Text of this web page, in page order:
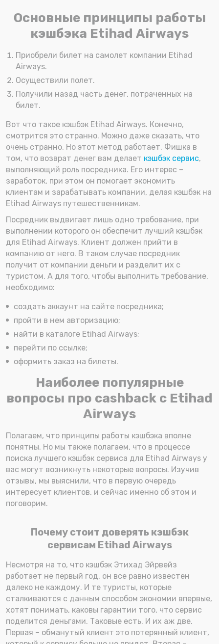
Основные принципы работы
кэшбэка Etihad Airways
Приобрели билет на самолет компании Etihad
Airways.
Осуществили полет.
Получили назад часть денег, потраченных на
билет.
Вот что такое кэшбэк Etihad Airways. Конечно,
смотрится это странно. Можно даже сказать, что
очень странно. Но этот метод работает. Фишка в
том, что возврат денег вам делает кэшбэк сервис,
выполняющий роль посредника. Его интерес –
заработок, при этом он помогает экономить
клиентам и зарабатывать компании, делая кэшбэк на
Etihad Airways путешественникам.
Посредник выдвигает лишь одно требование, при
выполнении которого он обеспечит лучший кэшбэк
для Etihad Airways. Клиент должен прийти в
компанию от него. В таком случае посредник
получит от компании деньги и разделит их с
туристом. А для того, чтобы выполнить требование,
необходимо:
создать аккаунт на сайте посредника;
пройти в нем авторизацию;
найти в каталоге Etihad Airways;
перейти по ссылке;
оформить заказ на билеты.
Наиболее популярные
вопросы про cashback с Etihad
Airways
Полагаем, что принципы работы кэшбэка вполне
понятны. Но мы также полагаем, что в процессе
поиска лучшего кэшбэк сервиса для Etihad Airways у
вас могут возникнуть некоторые вопросы. Изучив
отзывы, мы выяснили, что в первую очередь
интересует клиентов, и сейчас именно об этом и
поговорим.
Почему стоит доверять кэшбэк
сервисам Etihad Airways
Несмотря на то, что кэшбэк Этихад Эйрвейз
работает не первый год, он все равно известен
далеко не каждому. И те туристы, которые
сталкиваются с данным способом экономии впервые,
хотят понимать, каковы гарантии того, что сервис
поделится деньгами. Таковые есть. И их аж две.
Первая – обманутый клиент это потерянный клиент,